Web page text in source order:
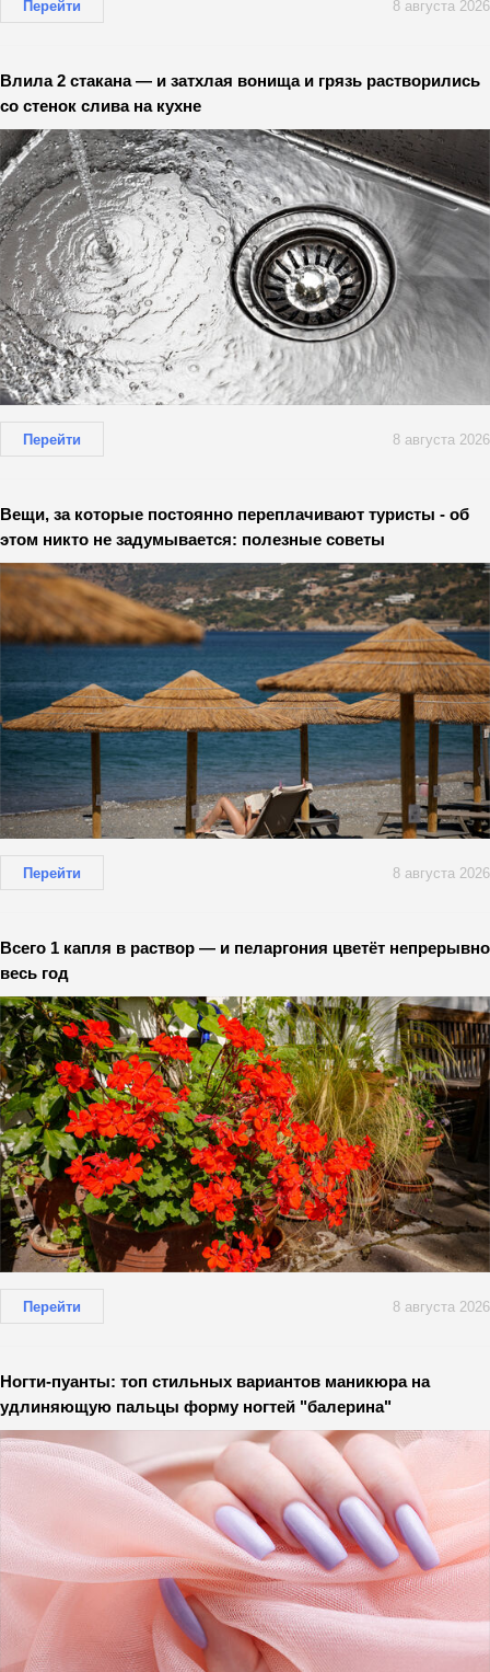
Перейти 8 августа 2026
Влила 2 стакана — и затхлая вонища и грязь растворились
со стенок слива на кухне
Перейти 8 августа 2026
Вещи, за которые постоянно переплачивают туристы - об
этом никто не задумывается: полезные советы
Перейти 8 августа 2026
Всего 1 капля в раствор — и пеларгония цветёт непрерывно
весь год
Перейти 8 августа 2026
Ногти-пуанты: топ стильных вариантов маникюра на
удлиняющую пальцы форму ногтей "балерина"